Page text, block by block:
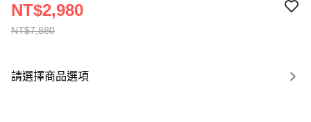
NT$7,880
NT$2,980
請選擇商品選項